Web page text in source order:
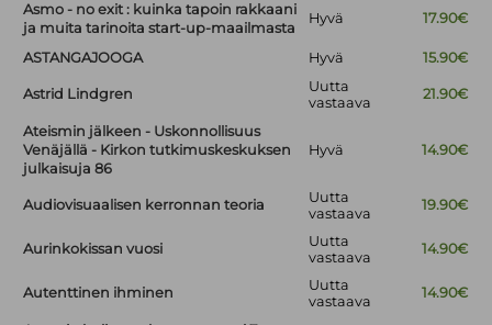
Asmo - no exit : kuinka tapoin rakkaani
ja muita tarinoita start-up-maailmasta
Hyvä 17.90€
ASTANGAJOOGA Hyvä 15.90€
Astrid Lindgren
Uutta
vastaava
21.90€
Ateismin jälkeen - Uskonnollisuus
Venäjällä - Kirkon tutkimuskeskuksen
julkaisuja 86
Hyvä 14.90€
Audiovisuaalisen kerronnan teoria
Uutta
vastaava
19.90€
Aurinkokissan vuosi
Uutta
vastaava
14.90€
Autenttinen ihminen
Uutta
vastaava
14.90€